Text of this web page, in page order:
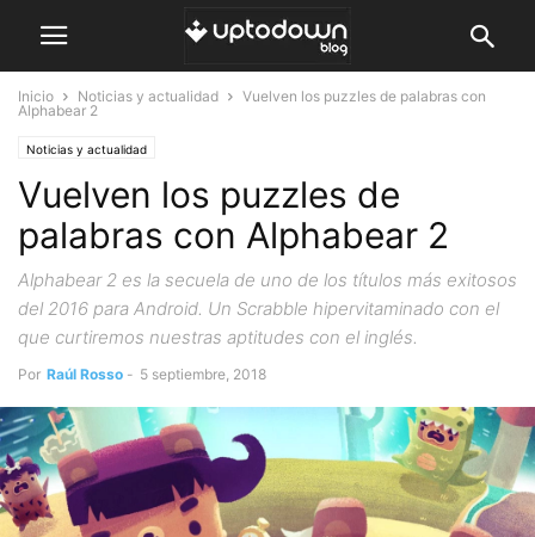
Inicio Noticias y actualidad
Vuelven los puzzles de palabras con
Alphabear 2
Noticias y actualidad
Vuelven los puzzles de
palabras con Alphabear 2
Alphabear 2 es la secuela de uno de los títulos más exitosos
del 2016 para Android. Un Scrabble hipervitaminado con el
que curtiremos nuestras aptitudes con el inglés.
Por Raúl Rosso - 5 septiembre, 2018